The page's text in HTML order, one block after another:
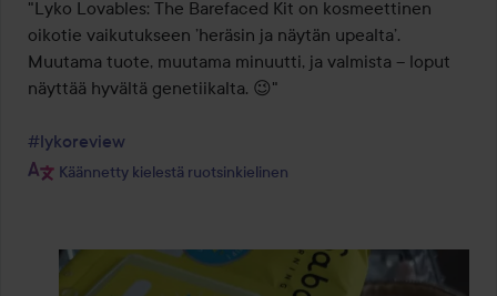
"Lyko Lovables: The Barefaced Kit on kosmeettinen
oikotie vaikutukseen ’heräsin ja näytän upealta’.
Muutama tuote, muutama minuutti, ja valmista – loput
näyttää hyvältä genetiikalta. 😉"
#lykoreview
Käännetty kielestä ruotsinkielinen